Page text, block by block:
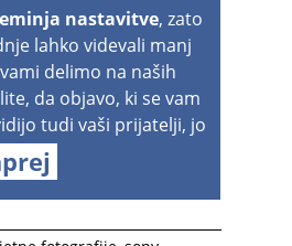
nastavitve, zato
lahko videvali manj
delimo na naših
da objavo, ki se vam
tudi vaši prijatelji, jo